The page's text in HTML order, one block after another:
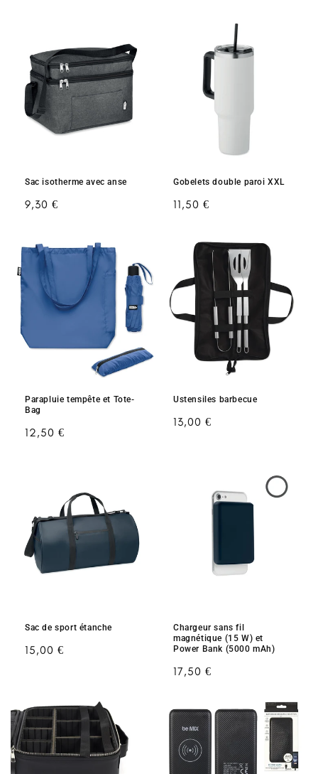
Sac isotherme avec anse
Prix
9,30 €
Gobelets double paroi XXL
Prix
11,50 €
Parapluie tempête et Tote-
Bag
Prix
12,50 €
Ustensiles barbecue
Prix
13,00 €
Sac de sport étanche
Prix
15,00 €
Chargeur sans fil
magnétique (15 W) et
Power Bank (5000 mAh)
Prix
17,50 €